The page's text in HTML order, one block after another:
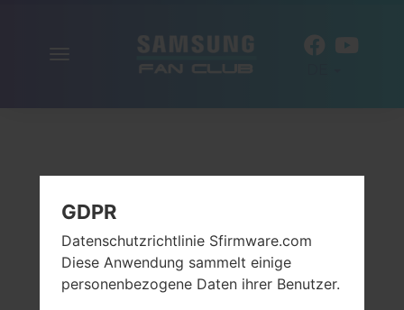
GDPR
Datenschutzrichtlinie Sfirmware.com
Diese Anwendung sammelt einige
personenbezogene Daten ihrer Benutzer.